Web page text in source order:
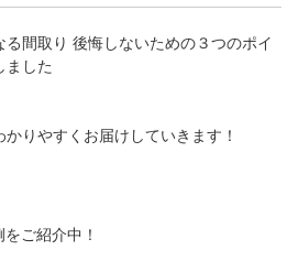
間取り 後悔しないための３つのポイ
ました
りやすくお届けしていきます！
ご紹介中！